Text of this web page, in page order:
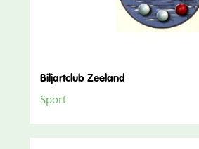
Biljartclub Zeeland
Sport